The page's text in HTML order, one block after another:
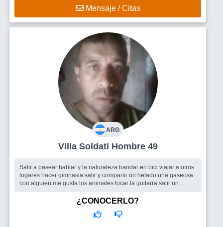
Mensaje / Citas
ARG
Villa Soldati Hombre 49
Salir a pasear hablar y la naturaleza handar en bici viajar a otros
lugares hacer gimnasia salir y compartir un helado una gaseosa
con alguien me gusta los animales tocar la guitarra salir un
Una mujer para compartir y porque no amistades ?‍♂️
¿CONOCERLO?